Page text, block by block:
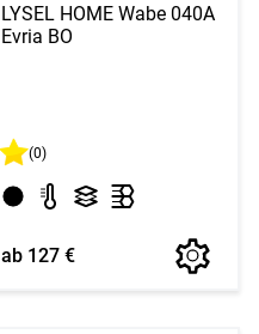
LYSEL HOME Wabe 040A
Evria BO
(0)
ab 127 €